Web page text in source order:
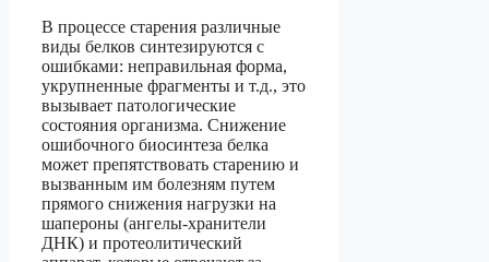
В процессе старения различные
виды белков синтезируются с
ошибками: неправильная форма,
укрупненные фрагменты и т.д., это
вызывает патологические
состояния организма. Снижение
ошибочного биосинтеза белка
может препятствовать старению и
вызванным им болезням путем
прямого снижения нагрузки на
шапероны (ангелы-хранители
ДНК) и протеолитический